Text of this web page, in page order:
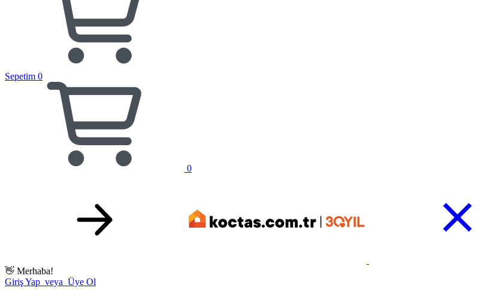
Sepetim 0
0
👋 Merhaba!
Giriş Yap veya Üye Ol